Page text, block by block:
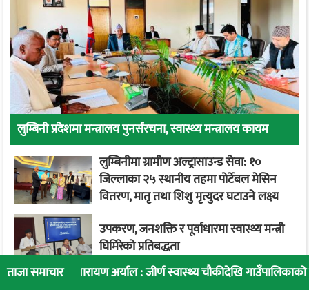
ताजा समाचार
अर्याल : जीर्ण स्वास्थ्य चौकीदेखि गाउँपालिकाको स्वास्थ्य
लुम्बिनी प्रदेशमा मन्त्रालय पुनर्संरचना, स्वास्थ्य मन्त्रालय कायम
लुम्बिनीमा ग्रामीण अल्ट्रासाउन्ड सेवा: १०
जिल्लाका २५ स्थानीय तहमा पोर्टेबल मेसिन
वितरण, मातृ तथा शिशु मृत्युदर घटाउने लक्ष्य
उपकरण, जनशक्ति र पूर्वाधारमा स्वास्थ्य मन्त्री
घिमिरेको प्रतिबद्धता